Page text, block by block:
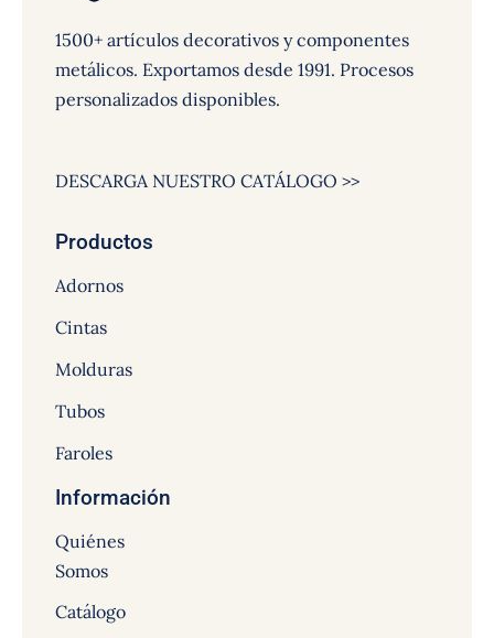
1500+ artículos decorativos y componentes
metálicos. Exportamos desde 1991. Procesos
personalizados disponibles.
DESCARGA NUESTRO CATÁLOGO >>
Productos
Adornos
Cintas
Molduras
Tubos
Faroles
Información
Quiénes
Somos
Catálogo